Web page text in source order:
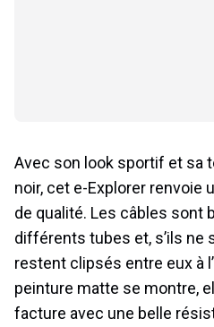
Avec son look sportif et sa
noir, cet e-Explorer renvoie
de qualité. Les câbles sont
différents tubes et, s’ils ne
restent clipsés entre eux à
peinture matte se montre,
facture avec une belle